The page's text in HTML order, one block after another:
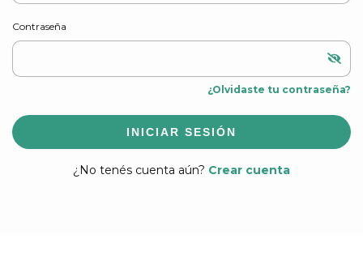
Contraseña
¿Olvidaste tu contraseña?
INICIAR SESIÓN
¿No tenés cuenta aún? Crear cuenta